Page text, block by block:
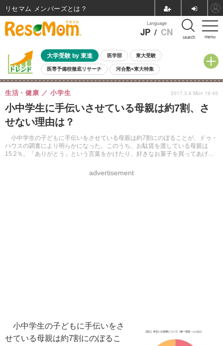
menu
Language
JP / CN search
大学受験 by 東進 医学部 東大受験
医専予備校徹底リサーチ 河合塾×東大特集
親子で考える大学選び 高校受験 中学受験 小学校受験
共通テスト 夏休み
8月開催イベント・WS 全国公立高校 過去問 人気記事
自由研究教材（小学生向け）
小中学生に手伝いさせている母親は約7割、さ
せない理由は？
小中学生の子どもに手伝いをさせている母親は約7割にのぼることが、ドゥ・
ハウスの調査により明らかになった。このうち、お駄賃を渡している母親は
15.2％。「ありがとう」という言葉をかけたり、好きなお菓子を買ってあげた
生活・健康 小学生
advertisement
2017.3.6 Mon 19:45
小中学生の子どもに手伝いをさ
せている母親は約7割にのぼるこ
リセマム メンバーズ